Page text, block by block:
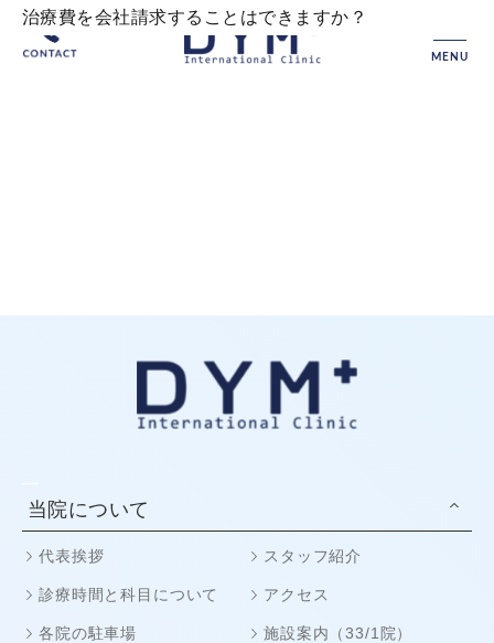
MENU
治療費を会社請求することはできますか？
当院について
代表挨拶 スタッフ紹介
診療時間と科目について アクセス
各院の駐車場 施設案内（33/1院）